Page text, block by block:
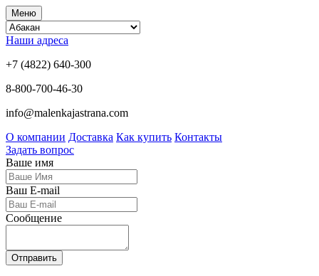
Меню
Наши адреса
+7 (4822) 640-300
8-800-700-46-30
info@malenkajastrana.com
О компании Доставка Как купить Контакты
Задать вопрос
Ваше имя
Ваш E-mail
Сообщение
Отправить